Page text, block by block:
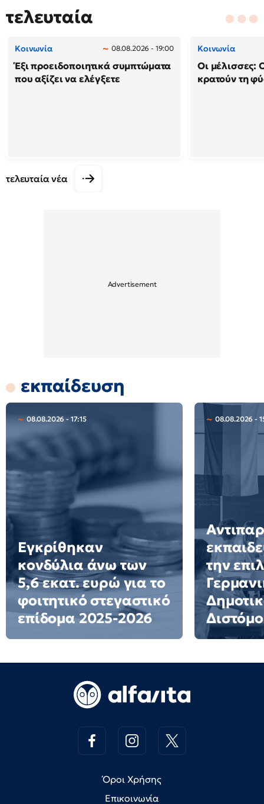
τελευταία
Κοινωνία 08.08.2026 - 19:00
Έξι προειδοποιητικά συμπτώματα
που αξίζει να ελέγξετε
Κοινωνία
Οι μέλισσες:
κρατούν τη
τελευταία νέα
εκπαίδευση
08.08.2026 - 17:15
Εγκρίθηκαν
κονδύλια άνω των
5,6 εκατ. ευρώ για το
φοιτητικό στεγαστικό
επίδομα 2025-2026
08.08.2026 -
την
Όροι Χρήσης
Επικοινωνία